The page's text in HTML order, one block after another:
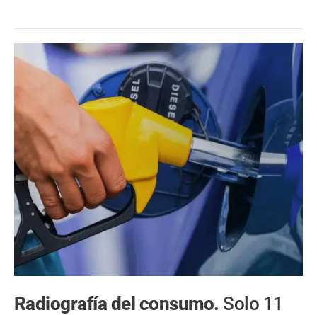
Radiografía del consumo. Solo 11